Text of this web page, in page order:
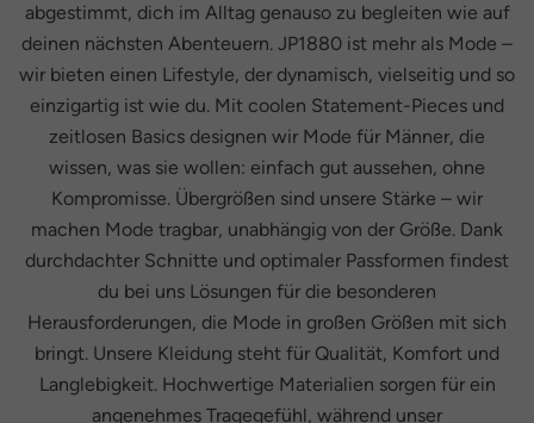
abgestimmt, dich im Alltag genauso zu begleiten wie auf
deinen nächsten Abenteuern. JP1880 ist mehr als Mode –
wir bieten einen Lifestyle, der dynamisch, vielseitig und so
einzigartig ist wie du. Mit coolen Statement-Pieces und
zeitlosen Basics designen wir Mode für Männer, die
wissen, was sie wollen: einfach gut aussehen, ohne
Kompromisse. Übergrößen sind unsere Stärke – wir
machen Mode tragbar, unabhängig von der Größe. Dank
durchdachter Schnitte und optimaler Passformen findest
du bei uns Lösungen für die besonderen
Herausforderungen, die Mode in großen Größen mit sich
bringt. Unsere Kleidung steht für Qualität, Komfort und
Langlebigkeit. Hochwertige Materialien sorgen für ein
angenehmes Tragegefühl, während unser